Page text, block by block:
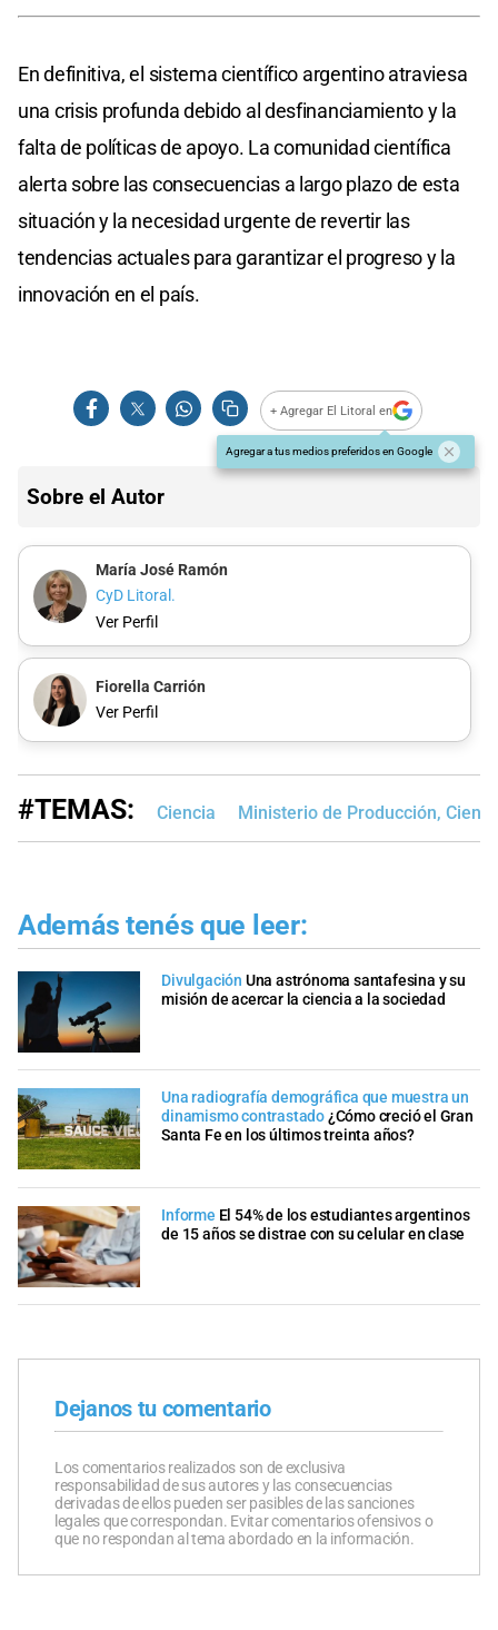
En definitiva, el sistema científico argentino atraviesa
una crisis profunda debido al desfinanciamiento y la
falta de políticas de apoyo. La comunidad científica
alerta sobre las consecuencias a largo plazo de esta
situación y la necesidad urgente de revertir las
tendencias actuales para garantizar el progreso y la
innovación en el país.
+ Agregar El Litoral en
Agregar a tus medios preferidos en Google
Sobre el Autor
María José Ramón
CyD Litoral.
Ver Perfil
Fiorella Carrión
Ver Perfil
#TEMAS: Ciencia Ministerio de Producción,
Además tenés que leer:
Divulgación Una astrónoma santafesina y su
misión de acercar la ciencia a la sociedad
Una radiografía demográfica que muestra un
dinamismo contrastado¿Cómo creció el Gran
Santa Fe en los últimos treinta años?
Informe El 54% de los estudiantes argentinos
de 15 años se distrae con su celular en clase
Dejanos tu comentario
Los comentarios realizados son de exclusiva
responsabilidad de sus autores y las consecuencias
derivadas de ellos pueden ser pasibles de las sanciones
legales que correspondan. Evitar comentarios ofensivos o
que no respondan al tema abordado en la información.